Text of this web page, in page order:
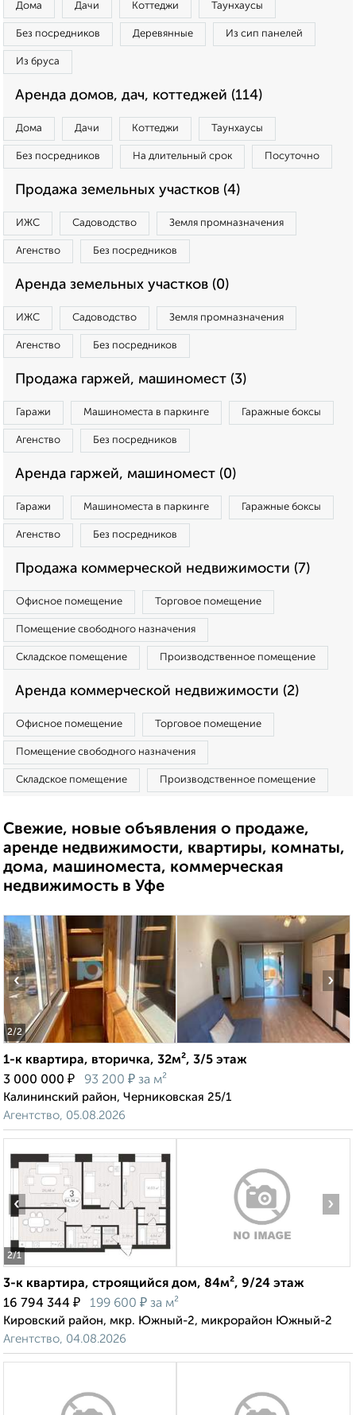
Дома Дачи Коттеджи Таунхаусы
Без посредников Деревянные Из сип панелей
Из бруса
Аренда домов, дач, коттеджей (114)
Дома Дачи Коттеджи Таунхаусы
Без посредников На длительный срок Посуточно
Продажа земельных участков (4)
ИЖС Садоводство Земля промназначения
Агенство Без посредников
Аренда земельных участков (0)
ИЖС Садоводство Земля промназначения
Агенство Без посредников
Продажа гаржей, машиномест (3)
Гаражи Машиноместа в паркинге Гаражные боксы
Агенство Без посредников
Аренда гаржей, машиномест (0)
Гаражи Машиноместа в паркинге Гаражные боксы
Агенство Без посредников
Продажа коммерческой недвижимости (7)
Офисное помещение Торговое помещение
Помещение свободного назначения
Складское помещение Производственное помещение
Аренда коммерческой недвижимости (2)
Офисное помещение Торговое помещение
Помещение свободного назначения
Складское помещение Производственное помещение
Свежие, новые объявления о продаже,
аренде недвижимости, квартиры, комнаты,
дома, машиноместа, коммерческая
недвижимость в Уфе
2/2
‹ ›
1-к квартира, вторичка, 32м², 3/5 этаж
3 000 000 ₽ 93 200 ₽ за м²
Калининский район, Черниковская 25/1
Агентство, 05.08.2026
2/1
‹ ›
3-к квартира, строящийся дом, 84м², 9/24 этаж
16 794 344 ₽ 199 600 ₽ за м²
Кировский район, мкр. Южный-2, микрорайон Южный-2
Агентство, 04.08.2026